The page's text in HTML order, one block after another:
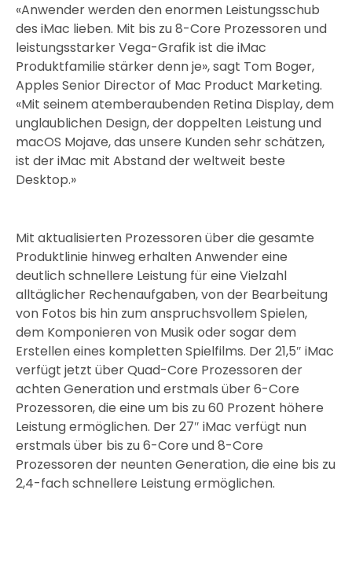
«Anwender werden den enormen Leistungsschub
des iMac lieben. Mit bis zu 8-Core Prozessoren und
leistungsstarker Vega-Grafik ist die iMac
Produktfamilie stärker denn je», sagt Tom Boger,
Apples Senior Director of Mac Product Marketing.
«Mit seinem atemberaubenden Retina Display, dem
unglaublichen Design, der doppelten Leistung und
macOS Mojave, das unsere Kunden sehr schätzen,
ist der iMac mit Abstand der weltweit beste
Desktop.»
Mit aktualisierten Prozessoren über die gesamte
Produktlinie hinweg erhalten Anwender eine
deutlich schnellere Leistung für eine Vielzahl
alltäglicher Rechenaufgaben, von der Bearbeitung
von Fotos bis hin zum anspruchsvollem Spielen,
dem Komponieren von Musik oder sogar dem
Erstellen eines kompletten Spielfilms. Der 21,5″ iMac
verfügt jetzt über Quad-Core Prozessoren der
achten Generation und erstmals über 6-Core
Prozessoren, die eine um bis zu 60 Prozent höhere
Leistung ermöglichen. Der 27″ iMac verfügt nun
erstmals über bis zu 6-Core und 8-Core
Prozessoren der neunten Generation, die eine bis zu
2,4-fach schnellere Leistung ermöglichen.